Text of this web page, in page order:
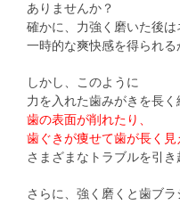
ありませんか？
確かに、力強く磨いた後は
一時的な爽快感を得られる
しかし、このように
力を入れた歯みがきを長く
歯の表面が削れたり、
歯ぐきが痩せて歯が長く見
さまざまなトラブルを引き
さらに、強く磨くと歯ブ